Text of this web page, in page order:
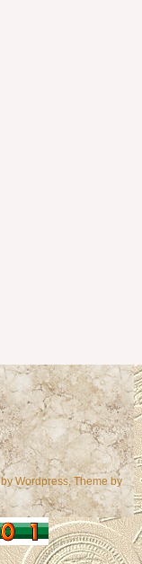
byWordpress, Theme by